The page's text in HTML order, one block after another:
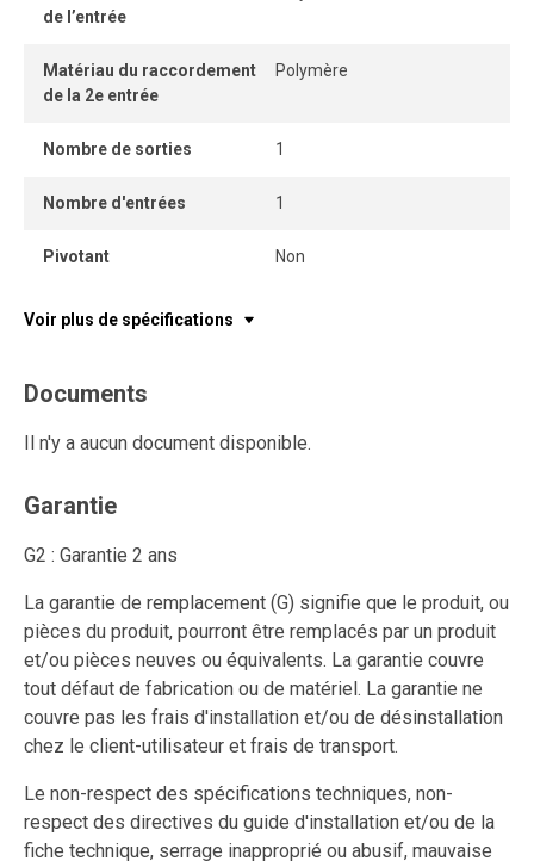
de l’entrée
Matériau du raccordement
de la 2e entrée
Polymère
Nombre de sorties 1
Nombre d'entrées 1
Pivotant Non
Voir plus de spécifications
Documents
Il n'y a aucun document disponible.
Garantie
G2 : Garantie 2 ans
La garantie de remplacement (G) signifie que le produit, ou
pièces du produit, pourront être remplacés par un produit
et/ou pièces neuves ou équivalents. La garantie couvre
tout défaut de fabrication ou de matériel. La garantie ne
couvre pas les frais d'installation et/ou de désinstallation
chez le client-utilisateur et frais de transport.
Le non-respect des spécifications techniques, non-
respect des directives du guide d'installation et/ou de la
fiche technique, serrage inapproprié ou abusif, mauvaise